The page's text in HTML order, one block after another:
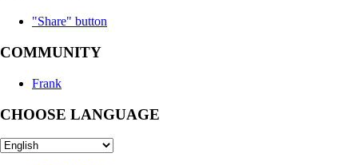
"Share" button
COMMUNITY
Frank
CHOOSE LANGUAGE